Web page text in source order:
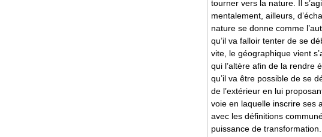
tourner vers la nature. Il
mentalement, ailleurs,
nature se donne comme
qu’il va falloir tenter de se
vite, le géographique vient
qui l’altère afin de la rendre
qu’il va être possible de se
de l’extérieur en lui
voie en laquelle inscrire ses
avec les définitions
puissance de